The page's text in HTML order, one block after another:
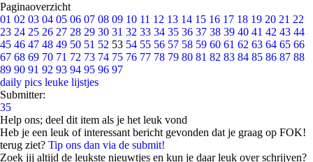
Paginaoverzicht
01 02 03 04 05 06 07 08 09 10 11 12 13 14 15 16 17 18 19 20 21 22
23 24 25 26 27 28 29 30 31 32 33 34 35 36 37 38 39 40 41 42 43 44
45 46 47 48 49 50 51 52 53 54 55 56 57 58 59 60 61 62 63 64 65 66
67 68 69 70 71 72 73 74 75 76 77 78 79 80 81 82 83 84 85 86 87 88
89 90 91 92 93 94 95 96 97
daily pics leuke lijstjes
Submitter:
35
Help ons; deel dit item als je het leuk vond
Heb je een leuk of interessant bericht gevonden dat je graag op FOK!
terug ziet? Tip ons dan via de submit!
Zoek jij altijd de leukste nieuwtjes en kun je daar leuk over schrijven?